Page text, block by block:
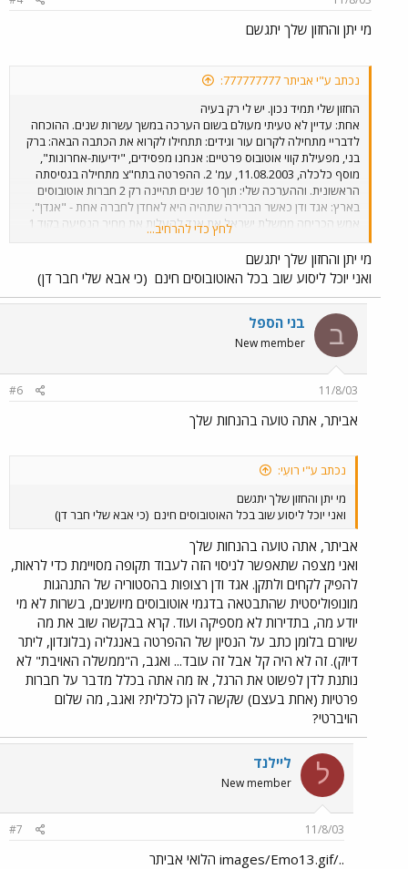
מי יתן והחזון שלך יתגשם
נכתב ע"י אביתר 777777777:
החזון שלי תמיד נכון. יש לי רק בעיה
אחת: עדיין לא טעיתי מעולם בשום הערכה במשך עשרות שנים. ההוכחה
לדבריי מתחילה לקרום עור וגידים: תתחילו לקרוא את הכתבה הבאה: ברק
בני, מפעילת קווי אוטובוס פרטיים: אנחנו מפסידים, "ידיעות-אחרונות",
מוסף כלכלה, 11.08.2003, עמ' 2. ההפרטה בתח"צ מתחילה בגסיסתה
הראשונית. וההערכה שלי: תוך 10 שנים תהיינה רק 2 חברות אוטובוסים
בארץ: אגד ודן כאשר הברירה שתהיה היא לאחדן לחברה אחת - "אגדן".
אמש הכריחה ממשלת ישראל את אגד להעלות את מחיר הנסיעה בקוד 1
בתל-אביב לכדי 5.2 ש"ח. הסיבה לכך חד משמעית: כולם מעדיפים איכות
ואיכות זה אגד אך האחרות עלולות להתמוטט (אוי "ממש עצוב" - אלק !).
הממשלה היא אוייבת קשה של אגד. אגד דרש להוריד את מחיר קוד 1 לכדי
3.10 ש"ח בלבד. אגד מסוגל לשבור את השוק ! יש מקום לתחרות חופשית !
אל תכבלו את ידיו של אגד ותנו לו להתחרות בכבוד ותחת תנאים שווים על
כל הארץ. תנו לו להתאחד עם דן - דבר שיביא להוזלת המחיר לנסיעה
עירונית לכדי 2.80 ש"ח בלבד ותוך כדי שימוש באוטובוסי מרצדס איכותיים
כחזונם של קברניטי אגד ודן. האיחוד יביא לשיפור עצום בשירות, ויגרום
לסילוקן המוחלט של כל החברות האחרות מהכביש. החומר להודעה זו לקוח
כמובן ממסמכים פנימיים. יום בסדר. הד"ר.
לחץ כדי להרחיב...
מי יתן והחזון שלך יתגשם
ואני יוכל ליסוע שוב בכל האוטובוסים חינם (כי אבא שלי חבר דן)
ב בני הספל
New member
11/8/03
#6
אביתר, אתה טועה בהנחות שלך
נכתב ע"י רועִי:
מי יתן והחזון שלך יתגשם
ואני יוכל ליסוע שוב בכל האוטובוסים חינם (כי אבא שלי חבר דן)
אביתר, אתה טועה בהנחות שלך
ואני מצפה שתאפשר לניסוי הזה לעבוד תקופה מסויימת כדי לראות,
להפיק לקחים ולתקן. אגד ודן רצופות בהסטוריה של התנהגות
מונופוליסטית שהתבטאה בדגמי אוטובוסים מיושנים, בשרות לא מי
יודע מה, בתדירות לא מספיקה ועוד. קרא בבקשה שוב את מה
שיורם בלומן כתב על הנסיון של ההפרטה באנגליה (בלונדון, ליתר
דיוק). זה לא היה קל אבל זה עובד... ואגב, ה"ממשלה האויבת" לא
נותנת לדן לפשוט את הרגל, אז מה אתה בכלל מדבר על חברות
פרטיות (אחת בעצם) שקשה להן כלכלית? ואגב, מה שלום
הויברטי?
ל ליילנד
New member
11/8/03
#7
../images/Emo13.gif הלואי אביתר